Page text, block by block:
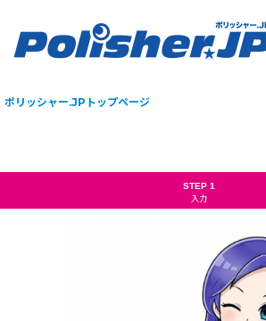
ポリッシャー.JPトップページ
STEP 1
入力